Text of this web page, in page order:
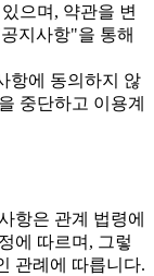
으며, 약관을 변
지사항"을 통해
항에 동의하지 않
중단하고 이용계
항은 관계 법령에
에 따르며, 그렇
관례에 따릅니다.